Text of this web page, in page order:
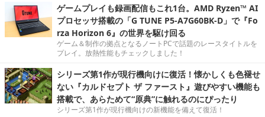
ゲームプレイも録画配信もこれ1台。AMD Ryzen™ AI
プロセッサ搭載の「G TUNE P5-A7G60BK-D」で『Fo
rza Horizon 6』の世界を駆け回る
ゲーム＆制作の拠点となるノートPCで話題のレースタイトルを
プレイ。放熱性能もチェックしました！
シリーズ第1作が現行機向けに復活！懐かしくも色褪せ
ない『カルドセプト ザ ファースト』遊びやすい機能も
搭載で、あらためて“原典”に触れるのにぴったり
シリーズ第1作が現行機向けの新機能を備えて復活！